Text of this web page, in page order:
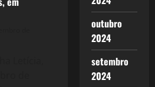
outubro
2024
setembro
2024